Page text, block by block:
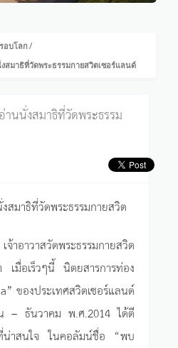
อบโลก/
สมาธิที่วัดพระธรรมกายสวิตเซอร์แลนด์
นนั่งสมาธิที่วัดพระธรรม
มาธิที่วัดพระธรรมกายสวิต
าอาวาสวัดพระธรรมกายสวิต
เมื่อเร็วๆนี้ นิตยสารการท่อง
ของประเทศสวิตเซอร์แลนด์
– ธันวาคม พ.ศ.2014 ได้ตี
น่าสนใจ ในคอลัมน์ชื่อ “พบ